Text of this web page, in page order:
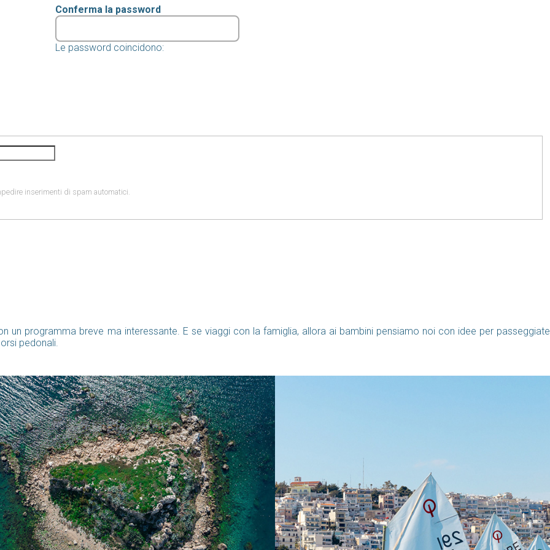
Conferma la password
Le password coincidono:
Questa domanda è un test per verificare che tu sia un visitatore umano e per impedire inserimenti di spam automatici.
un programma breve ma interessante. E se viaggi con la famiglia, allora ai bambini pensiamo noi con idee per passeggiate
pedonali.